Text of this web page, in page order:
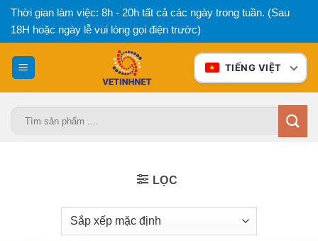
Bỏ
qua
nội
dung
Thời gian làm việc: 8h - 20h tất cả các ngày trong tuần. (Sau
18H hoặc ngày lễ vui lòng gọi điện trước)
TIẾNG VIỆT
LỌC